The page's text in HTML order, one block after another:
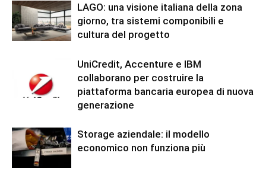
LAGO: una visione italiana della zona
giorno, tra sistemi componibili e
cultura del progetto
UniCredit, Accenture e IBM
collaborano per costruire la
piattaforma bancaria europea di nuova
generazione
Storage aziendale: il modello
economico non funziona più